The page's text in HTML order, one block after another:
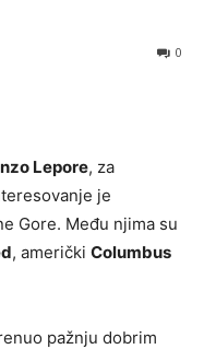
0
Lepore, za
je
Gore. Među njima su
, američki Columbus
pažnju dobrim